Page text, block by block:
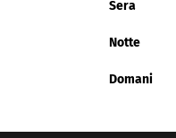
Sera
Notte
Domani